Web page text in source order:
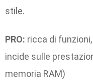
stile.
PRO: ricca di
incide sulle
memoria RAM)